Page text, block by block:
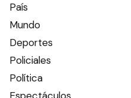
País
Mundo
Deportes
Policiales
Política